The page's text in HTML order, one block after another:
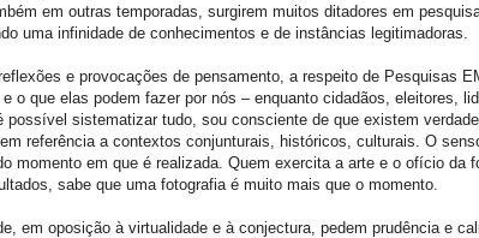
em outras temporadas, surgirem muitos ditadores em
uma infinidade de conhecimentos e de instâncias legitimadoras.
e provocações de pensamento, a respeito de Pesquisas
o que elas podem fazer por nós – enquanto cidadãos, eleitores,
possível sistematizar tudo, sou consciente de que existem
referência a contextos conjunturais, históricos, culturais. O
momento em que é realizada. Quem exercita a arte e o ofício da
sabe que uma fotografia é muito mais que o momento.
em oposição à virtualidade e à conjectura, pedem prudência e